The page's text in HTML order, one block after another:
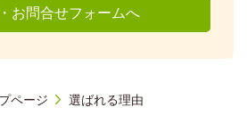
お問合せフォームへ
ページ 選ばれる理由